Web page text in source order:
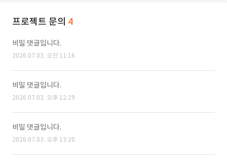
프로젝트 문의 4
비밀 댓글입니다.
2026.07.03. 오전 11:16
비밀 댓글입니다.
2026.07.03. 오후 12:29
비밀 댓글입니다.
2026.07.03. 오후 13:20